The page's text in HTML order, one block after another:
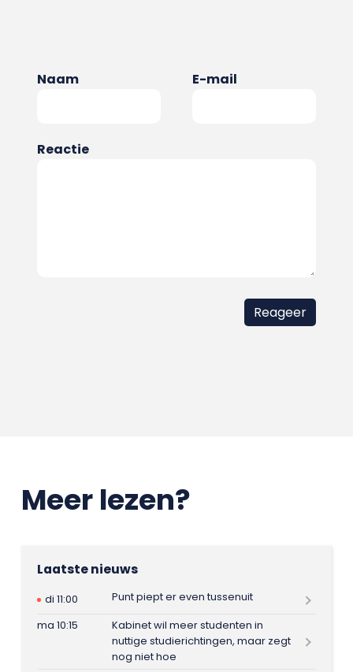
Naam E-mail
Reactie
Meer lezen?
Laatste nieuws
di 11:00
Punt piept er even tussenuit
ma 10:15
Kabinet wil meer studenten in
nuttige studierichtingen, maar zegt
nog niet hoe